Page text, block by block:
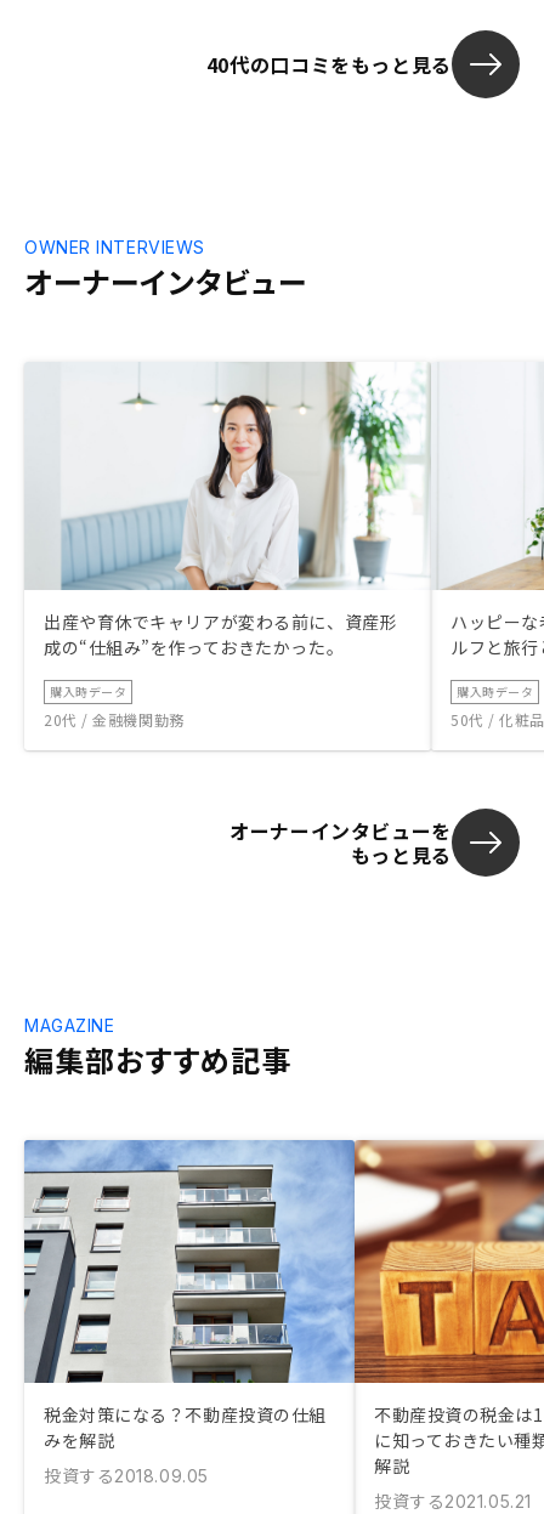
ントの推しに負けたというところが正直な
います。物件は、複数から比較検討し、少
しは時間をかけて決められるような感じも
う少しあれば、が自分としては尚良かった
イソクを見て、少し話して即断即決は、自
分としては少々不安を覚えました。物件が
すごく良いというお話はして頂けたのです
が、逆に短所等はゼロなのか？100点満点
の物件なのか？の疑問符が浮上してきてし
まうので（自分の場合は）、デメリット等
も包み隠さずお話頂けた方が、信頼できる
かなと思いました。100点満点の物件なん
て、そうそうあるものではないと思います
顧客目線など、もう少し寄り添う感じや理
解、察して頂けると有難かったかな、と思
います。
40代の口コミをもっと見る
オーナーインタビュー
OWNER INTERVIEWS
出産や育休でキャリアが変わる前に、資産形
成の“仕組み”を作っておきたかった。
購入時データ
20代 / 金融機関勤務
ハッピー
ルフと旅
購入時データ
50代 / 化粧
オーナーインタビューを
もっと見る
編集部おすすめ記事
MAGAZINE
税金対策になる？不動産投資の仕組
みを解説
投資する2018.09.05
不動産投資の税金は
に知っておきたい種
解説
投資する2021.05.21